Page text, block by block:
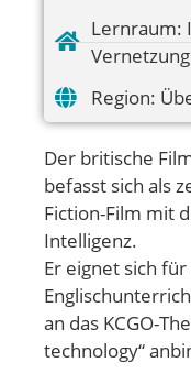
Lernraum:
Region:
Der britische
befasst sich als
Fiction-Film mit
Intelligenz.
Er eignet sich
an das KCGO-
technology“